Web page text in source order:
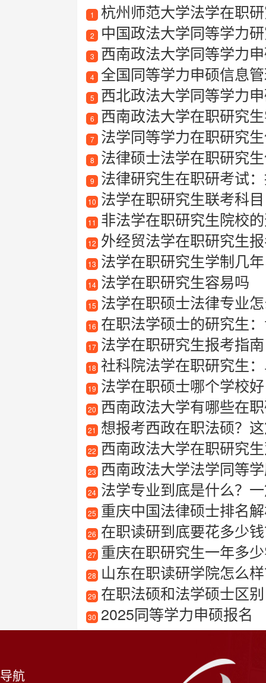
1 杭州师范大学法学在职
2 中国政法大学同等学力
3 西南政法大学同等学力
4 全国同等学力申硕信息
5 西北政法大学同等学力
6 西南政法大学在职研究
7 法学同等学力在职研究生
8 法律硕士法学在职研究
9 法律研究生在职研考试：
10 法学在职研究生联考科目
11 非法学在职研究生院校
12 外经贸法学在职研究生
13 法学在职研究生学制几年
14 法学在职研究生容易吗
15 法学在职硕士法律专业怎
16 在职法学硕士的研究生
17 法学在职研究生报考指
18 社科院法学在职研究生
19 法学在职硕士哪个学校好
20 西南政法大学有哪些在
21 想报考西政在职法硕？
22 西南政法大学在职研究
23 西南政法大学法学同等
24 法学专业到底是什么？
25 重庆中国法律硕士排名
26 在职读研到底要花多少
27 重庆在职研究生一年多
28 山东在职读研学院怎么
29 在职法硕和法学硕士区别
30 2025同等学力申硕报名
导航